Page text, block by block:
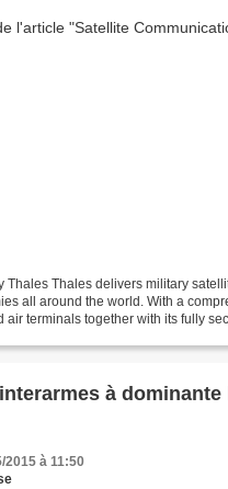
Thales Thales delivers military
all around the world. With a
air terminals together with its fully
à dominante
2015 à 11:50